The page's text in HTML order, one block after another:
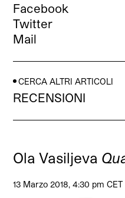
Facebook
Twitter
Mail
CERCA ALTRI ARTICOLI
RECENSIONI
Ola Vasiljeva
13 Marzo 2018, 4:30 pm CET